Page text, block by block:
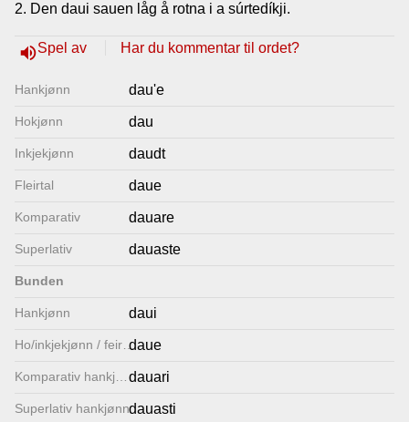
2. Den daui sauen låg å rotna i a súrtedíkji.
volume_upSpel av Har du kommentar til ordet?
Hankjønn dau'e
Hokjønn dau
Inkjekjønn daudt
Fleirtal daue
Komparativ dauare
Superlativ dauaste
Bunden
Hankjønn daui
Ho/inkjekjønn / feirtal
daue
dauari
Superlativ hankjønndauasti
Lenkjer
Kontakt
oss